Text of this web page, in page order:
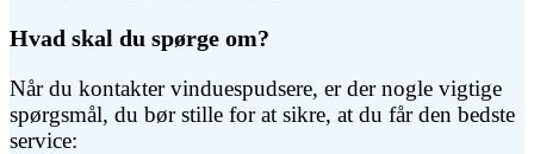
Hvad skal du spørge om?
Når du kontakter vinduespudsere, er der nogle vigtige
spørgsmål, du bør stille for at sikre, at du får den bedste
service: